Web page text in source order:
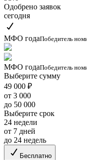
Одобрено заявок
сегодня
МФО годаПобедитель
МФО годаПобедитель
Выберите сумму
49 000 ₽
от 3 000
до 50 000
Выберите срок
24 недели
от 7 дней
до 24 недель
Бесплатно